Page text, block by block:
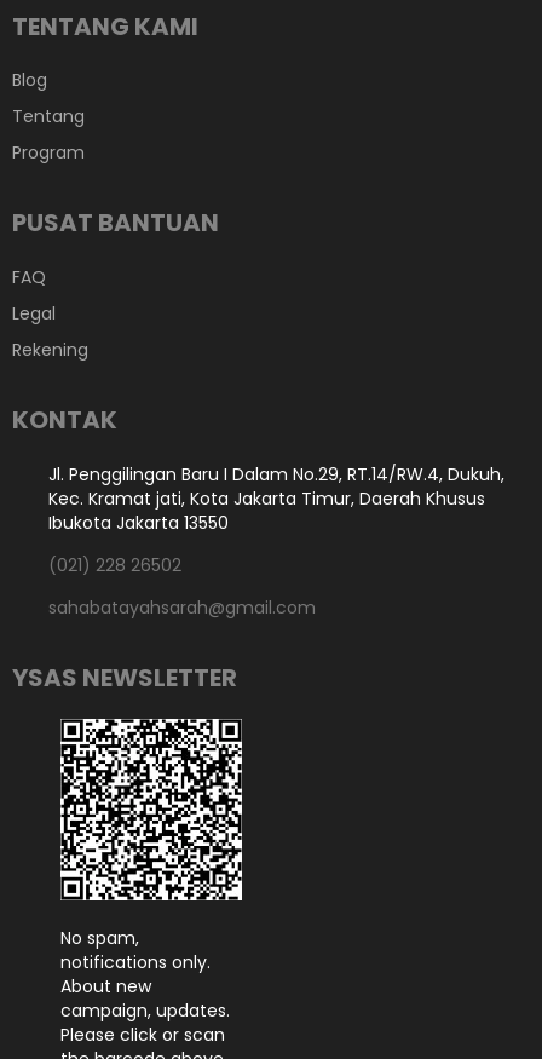
TENTANG KAMI
Blog
Tentang
Program
PUSAT BANTUAN
FAQ
Legal
Rekening
KONTAK
Jl. Penggilingan Baru I Dalam No.29, RT.14/RW.4, Dukuh,
Kec. Kramat jati, Kota Jakarta Timur, Daerah Khusus
Ibukota Jakarta 13550
(021) 228 26502
sahabatayahsarah@gmail.com
YSAS NEWSLETTER
No spam,
notifications only.
About new
campaign, updates.
Please click or scan